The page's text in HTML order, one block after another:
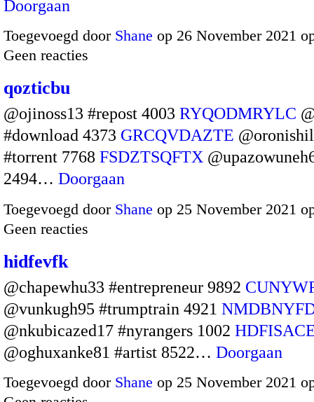
Doorgaan
Toegevoegd door Shane op 26 November 2021
Geen reacties
qozticbu
@ojinoss13 #repost 4003 RYQODMRYLC
#download 4373 GRCQVDAZTE
#torrent 7768 FSDZTSQFTX
2494… Doorgaan
Toegevoegd door Shane op 25 November 2021
Geen reacties
hidfevfk
@chapewhu33 #entrepreneur 9892
@vunkugh95 #trumptrain 4921
@nkubicazed17 #nyrangers 1002
@oghuxanke81 #artist 8522… Doorgaan
Toegevoegd door Shane op 25 November 2021